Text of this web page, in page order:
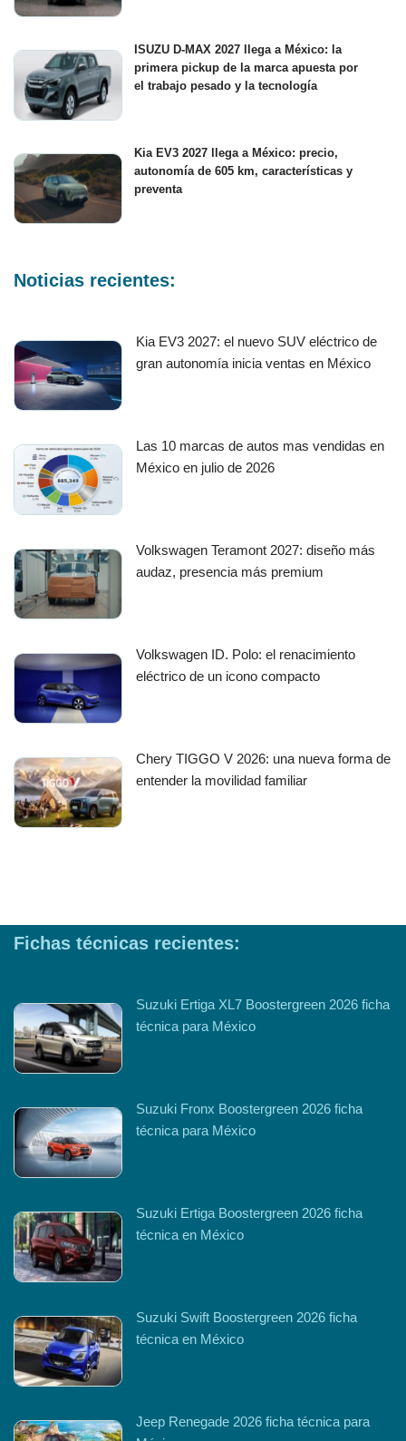
ISUZU D-MAX 2027 llega a México: la
primera pickup de la marca apuesta por
el trabajo pesado y la tecnología
Kia EV3 2027 llega a México: precio,
autonomía de 605 km, características y
preventa
Noticias recientes:
Kia EV3 2027: el nuevo SUV eléctrico de
gran autonomía inicia ventas en México
Las 10 marcas de autos mas vendidas en
México en julio de 2026
Volkswagen Teramont 2027: diseño más
audaz, presencia más premium
Volkswagen ID. Polo: el renacimiento
eléctrico de un icono compacto
Chery TIGGO V 2026: una nueva forma de
entender la movilidad familiar
Fichas técnicas recientes:
Suzuki Ertiga XL7 Boostergreen 2026 ficha
técnica para México
Suzuki Fronx Boostergreen 2026 ficha
técnica para México
Suzuki Ertiga Boostergreen 2026 ficha
técnica en México
Suzuki Swift Boostergreen 2026 ficha
técnica en México
Jeep Renegade 2026 ficha técnica para